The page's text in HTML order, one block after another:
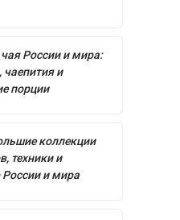
России и мира:
чаепития и
порции
коллекции
техники и
России и мира